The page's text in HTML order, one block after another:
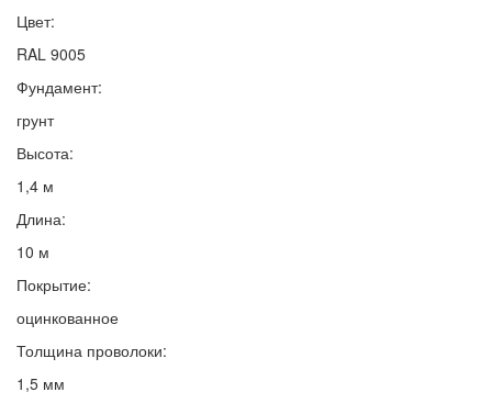
Цвет:
RAL 9005
Фундамент:
грунт
Высота:
1,4 м
Длина:
10 м
Покрытие:
оцинкованное
Толщина проволоки:
1,5 мм